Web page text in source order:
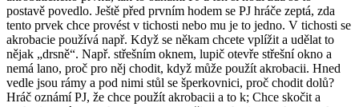
postavě povedlo. Ještě před prvním hodem se PJ hráče zeptá, zda
tento prvek chce provést v tichosti nebo mu je to jedno. V tichosti se
akrobacie používá např. Když se někam chcete vplížit a udělat to
nějak „drsně“. Např. střešním oknem, lupič otevře střešní okno a
nemá lano, proč pro něj chodit, když může použít akrobacii. Hned
vedle jsou rámy a pod nimi stůl se šperkovnici, proč chodit dolů?
Hráč oznámí PJ, že chce použít akrobacii a to k; Chce skočit a